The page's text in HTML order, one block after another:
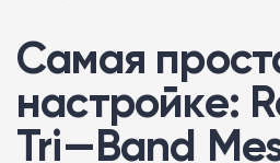
Самая
настройке:
Tri—Band